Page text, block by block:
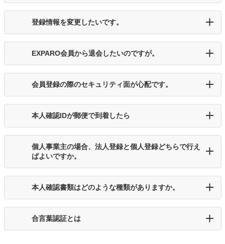
登録情報を変更したいです。
EXPARO会員から退会したいのですが。
会員登録の際のセキュリティ面が心配です。
本人確認IDが郵便で到着したら
個人事業主の場合、法人登録と個人登録どちらで行え
ばよいですか。
本人確認書類はどのような種類がありますか。
合言葉認証とは